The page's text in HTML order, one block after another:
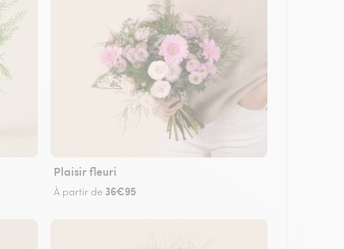
Plaisir fleuri
À partir de 36€95